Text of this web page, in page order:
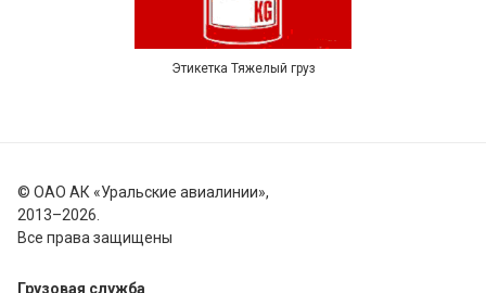
Этикетка Тяжелый груз
© ОАО АК «Уральские авиалинии»,
2013–2026.
Все права защищены
Грузовая служба